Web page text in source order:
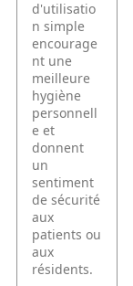
d'utilisatio
n simple
encourage
nt une
meilleure
hygiène
personnell
e et
donnent
un
sentiment
de sécurité
aux
patients ou
aux
résidents.